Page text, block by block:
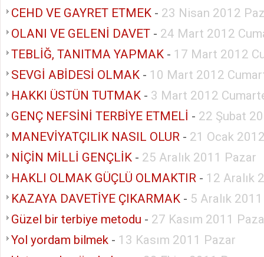
CEHD VE GAYRET ETMEK - 23 Nisan 2012
OLANI VE GELENİ DAVET - 24 Mart 2012
TEBLİĞ, TANITMA YAPMAK - 17 Mart 2012
SEVGİ ABİDESİ OLMAK - 10 Mart 2012
HAKKI ÜSTÜN TUTMAK - 3 Mart 2012
GENÇ NEFSİNİ TERBİYE ETMELİ - 22 Şubat
MANEVİYATÇILIK NASIL OLUR - 21 Ocak
NİÇİN MİLLİ GENÇLİK - 25 Aralık 2011 Pazar
HAKLI OLMAK GÜÇLÜ OLMAKTIR - 12 Aralık
KAZAYA DAVETİYE ÇIKARMAK - 5 Aralık
Güzel bir terbiye metodu - 27 Kasım 2011
Yol yordam bilmek - 13 Kasım 2011 Pazar